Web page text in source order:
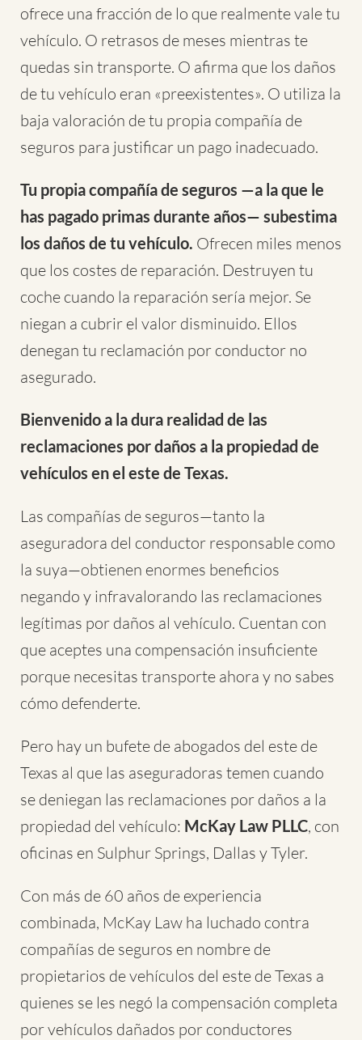
ofrece una fracción de lo que realmente vale tu
vehículo. O retrasos de meses mientras te
quedas sin transporte. O afirma que los daños
de tu vehículo eran «preexistentes». O utiliza la
baja valoración de tu propia compañía de
seguros para justificar un pago inadecuado.
Tu propia compañía de seguros —a la que le
has pagado primas durante años— subestima
los daños de tu vehículo. Ofrecen miles menos
que los costes de reparación. Destruyen tu
coche cuando la reparación sería mejor. Se
niegan a cubrir el valor disminuido. Ellos
denegan tu reclamación por conductor no
asegurado.
Bienvenido a la dura realidad de las
reclamaciones por daños a la propiedad de
vehículos en el este de Texas.
Las compañías de seguros—tanto la
aseguradora del conductor responsable como
la suya—obtienen enormes beneficios
negando y infravalorando las reclamaciones
legítimas por daños al vehículo. Cuentan con
que aceptes una compensación insuficiente
porque necesitas transporte ahora y no sabes
cómo defenderte.
Pero hay un bufete de abogados del este de
Texas al que las aseguradoras temen cuando
se deniegan las reclamaciones por daños a la
propiedad del vehículo: McKay Law PLLC, con
oficinas en Sulphur Springs, Dallas y Tyler.
Con más de 60 años de experiencia
combinada, McKay Law ha luchado contra
compañías de seguros en nombre de
propietarios de vehículos del este de Texas a
quienes se les negó la compensación completa
por vehículos dañados por conductores